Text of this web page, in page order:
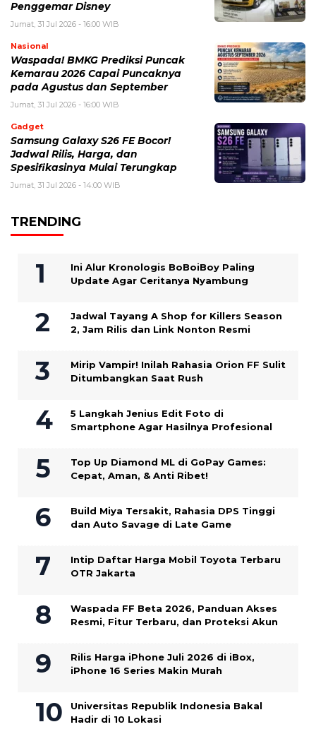
Penggemar Disney
Jumat, 31 Jul 2026 - 16:00 WIB
Nasional
Waspada! BMKG Prediksi Puncak
Kemarau 2026 Capai Puncaknya
pada Agustus dan September
Jumat, 31 Jul 2026 - 16:00 WIB
Gadget
Samsung Galaxy S26 FE Bocor!
Jadwal Rilis, Harga, dan
Spesifikasinya Mulai Terungkap
Jumat, 31 Jul 2026 - 14:00 WIB
TRENDING
Ini Alur Kronologis BoBoiBoy Paling
Update Agar Ceritanya Nyambung
Jadwal Tayang A Shop for Killers Season
2, Jam Rilis dan Link Nonton Resmi
Mirip Vampir! Inilah Rahasia Orion FF Sulit
Ditumbangkan Saat Rush
5 Langkah Jenius Edit Foto di
Smartphone Agar Hasilnya Profesional
Top Up Diamond ML di GoPay Games:
Cepat, Aman, & Anti Ribet!
Build Miya Tersakit, Rahasia DPS Tinggi
dan Auto Savage di Late Game
Intip Daftar Harga Mobil Toyota Terbaru
OTR Jakarta
Waspada FF Beta 2026, Panduan Akses
Resmi, Fitur Terbaru, dan Proteksi Akun
Rilis Harga iPhone Juli 2026 di iBox,
iPhone 16 Series Makin Murah
Universitas Republik Indonesia Bakal
Hadir di 10 Lokasi